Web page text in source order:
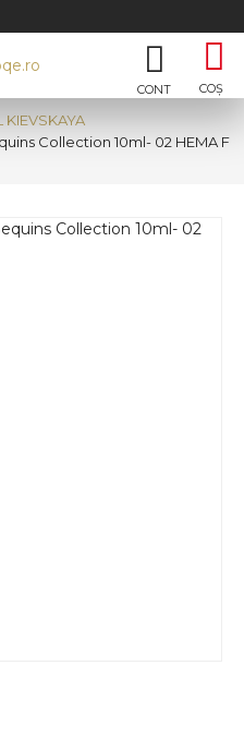
KIEVSKAYA
Collection 10ml- 02 HEMA F